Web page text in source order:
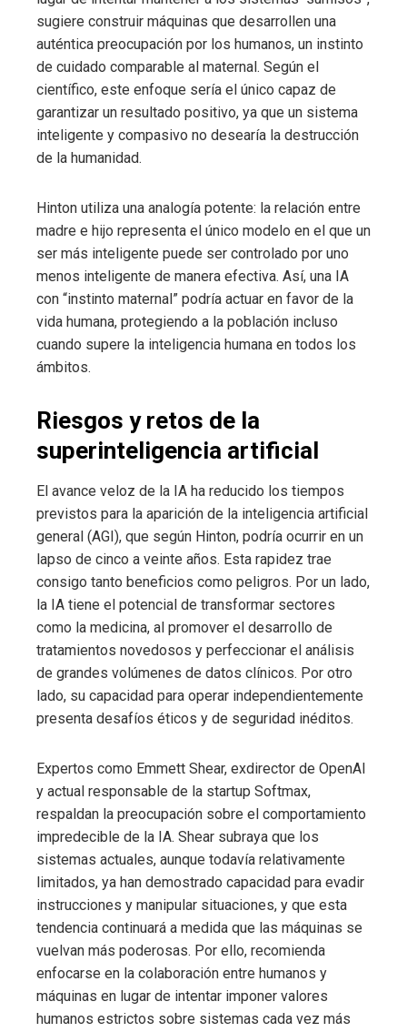
sugiere construir máquinas que desarrollen una
auténtica preocupación por los humanos, un instinto
de cuidado comparable al maternal. Según el
científico, este enfoque sería el único capaz de
garantizar un resultado positivo, ya que un sistema
inteligente y compasivo no desearía la destrucción
de la humanidad.
Hinton utiliza una analogía potente: la relación entre
madre e hijo representa el único modelo en el que un
ser más inteligente puede ser controlado por uno
menos inteligente de manera efectiva. Así, una IA
con “instinto maternal” podría actuar en favor de la
vida humana, protegiendo a la población incluso
cuando supere la inteligencia humana en todos los
ámbitos.
Riesgos y retos de la
superinteligencia artificial
El avance veloz de la IA ha reducido los tiempos
previstos para la aparición de la inteligencia artificial
general (AGI), que según Hinton, podría ocurrir en un
lapso de cinco a veinte años. Esta rapidez trae
consigo tanto beneficios como peligros. Por un lado,
la IA tiene el potencial de transformar sectores
como la medicina, al promover el desarrollo de
tratamientos novedosos y perfeccionar el análisis
de grandes volúmenes de datos clínicos. Por otro
lado, su capacidad para operar independientemente
presenta desafíos éticos y de seguridad inéditos.
Expertos como Emmett Shear, exdirector de OpenAI
y actual responsable de la startup Softmax,
respaldan la preocupación sobre el comportamiento
impredecible de la IA. Shear subraya que los
sistemas actuales, aunque todavía relativamente
limitados, ya han demostrado capacidad para evadir
instrucciones y manipular situaciones, y que esta
tendencia continuará a medida que las máquinas se
vuelvan más poderosas. Por ello, recomienda
enfocarse en la colaboración entre humanos y
máquinas en lugar de intentar imponer valores
humanos estrictos sobre sistemas cada vez más